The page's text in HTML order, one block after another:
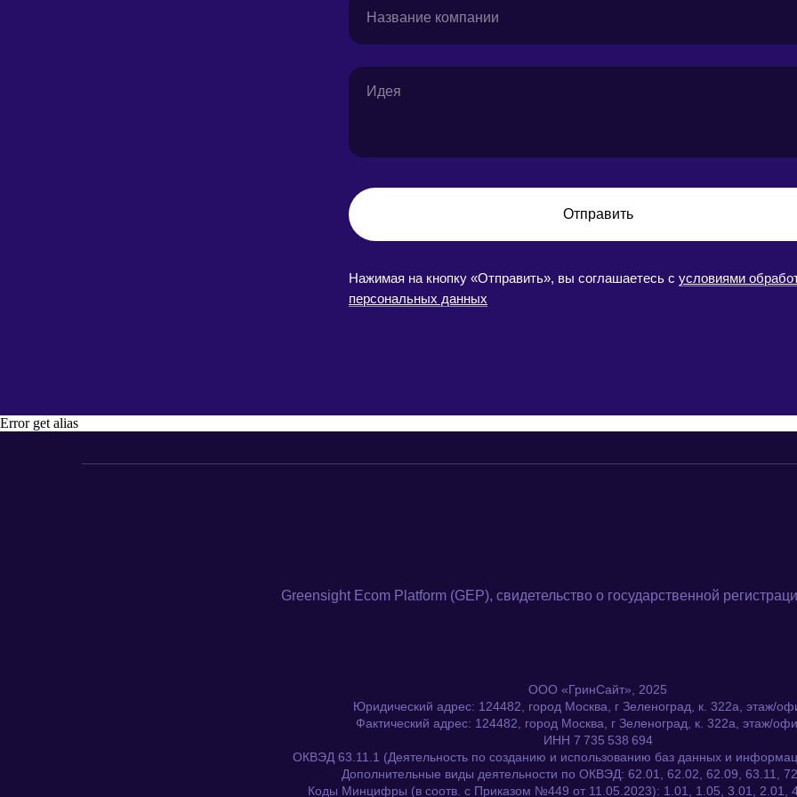
Отправить
Нажимая на кнопку «Отправить», вы соглашаетесь с условиями
персональных данных
Error get alias
Greensight Ecom Platform (GEP), свидетельство о государственной
ООО «ГринСайт», 2025
Юридический адрес: 124482, город Москва, г Зеленоград, к. 322а, этаж/
Фактический адрес: 124482, город Москва, г Зеленоград, к. 322а, этаж/
ИНН 7 735 538 694
ОКВЭД 63.11.1 (Деятельность по созданию и использованию баз данных и
Дополнительные виды деятельности по ОКВЭД: 62.01, 62.02, 62.09, 63.11,
Коды Минцифры (в соотв. с Приказом №449 от 11.05.2023): 1.01, 1.05, 3.01, 2.01,